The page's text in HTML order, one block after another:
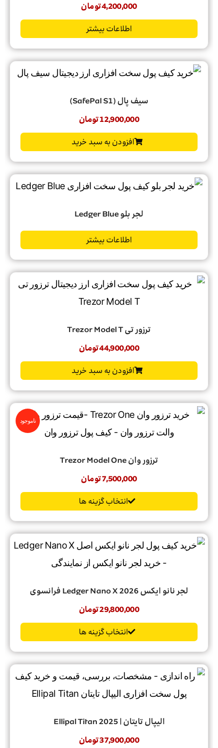
4,200,000تومان
اطلاعات بیشتر
سیف پال (SafePal S1)
12,900,000تومان
افزودن به سبد خرید
لجر بلو Ledger Blue
اطلاعات بیشتر
ترزور تی Trezor Model T
44,900,000تومان
افزودن به سبد خرید
ترزور وان Trezor Model One
ناموجود
7,500,000تومان
انتخاب گزینه ها
لجر‌ نانو‌ ایکس 2026 Ledger‌ Nano‌ X فرانسوی
29,800,000تومان
انتخاب گزینه ها
الیپال تایتان | Ellipal Titan 2025
37,900,000تومان